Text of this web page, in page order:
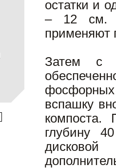
остатки и
– 12 см.
применяют
Затем с
фосфорных
вспашку
компоста.
глубину